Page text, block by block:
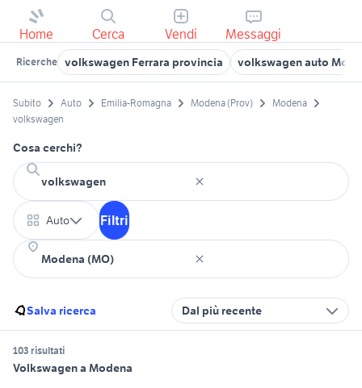
Home Cerca Vendi Messaggi
Ricerche volkswagen Ferrara provincia volkswagen auto
Subito Auto Emilia-Romagna Modena (Prov)
Modena
volkswagen
Cosa cerchi?
Auto Filtri
Salva ricerca Dal più recente
103 risultati
Volkswagen a Modena